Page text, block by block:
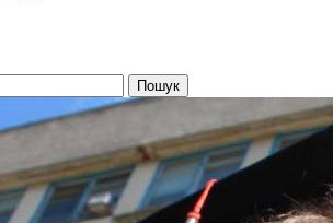
Пошук